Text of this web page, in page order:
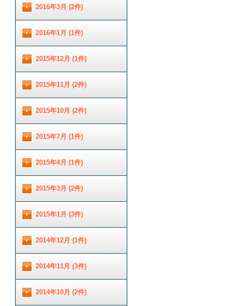
2016年3月 (2件)
2016年1月 (1件)
2015年12月 (1件)
2015年11月 (2件)
2015年10月 (2件)
2015年7月 (1件)
2015年4月 (1件)
2015年3月 (2件)
2015年1月 (3件)
2014年12月 (1件)
2014年11月 (3件)
2014年10月 (2件)